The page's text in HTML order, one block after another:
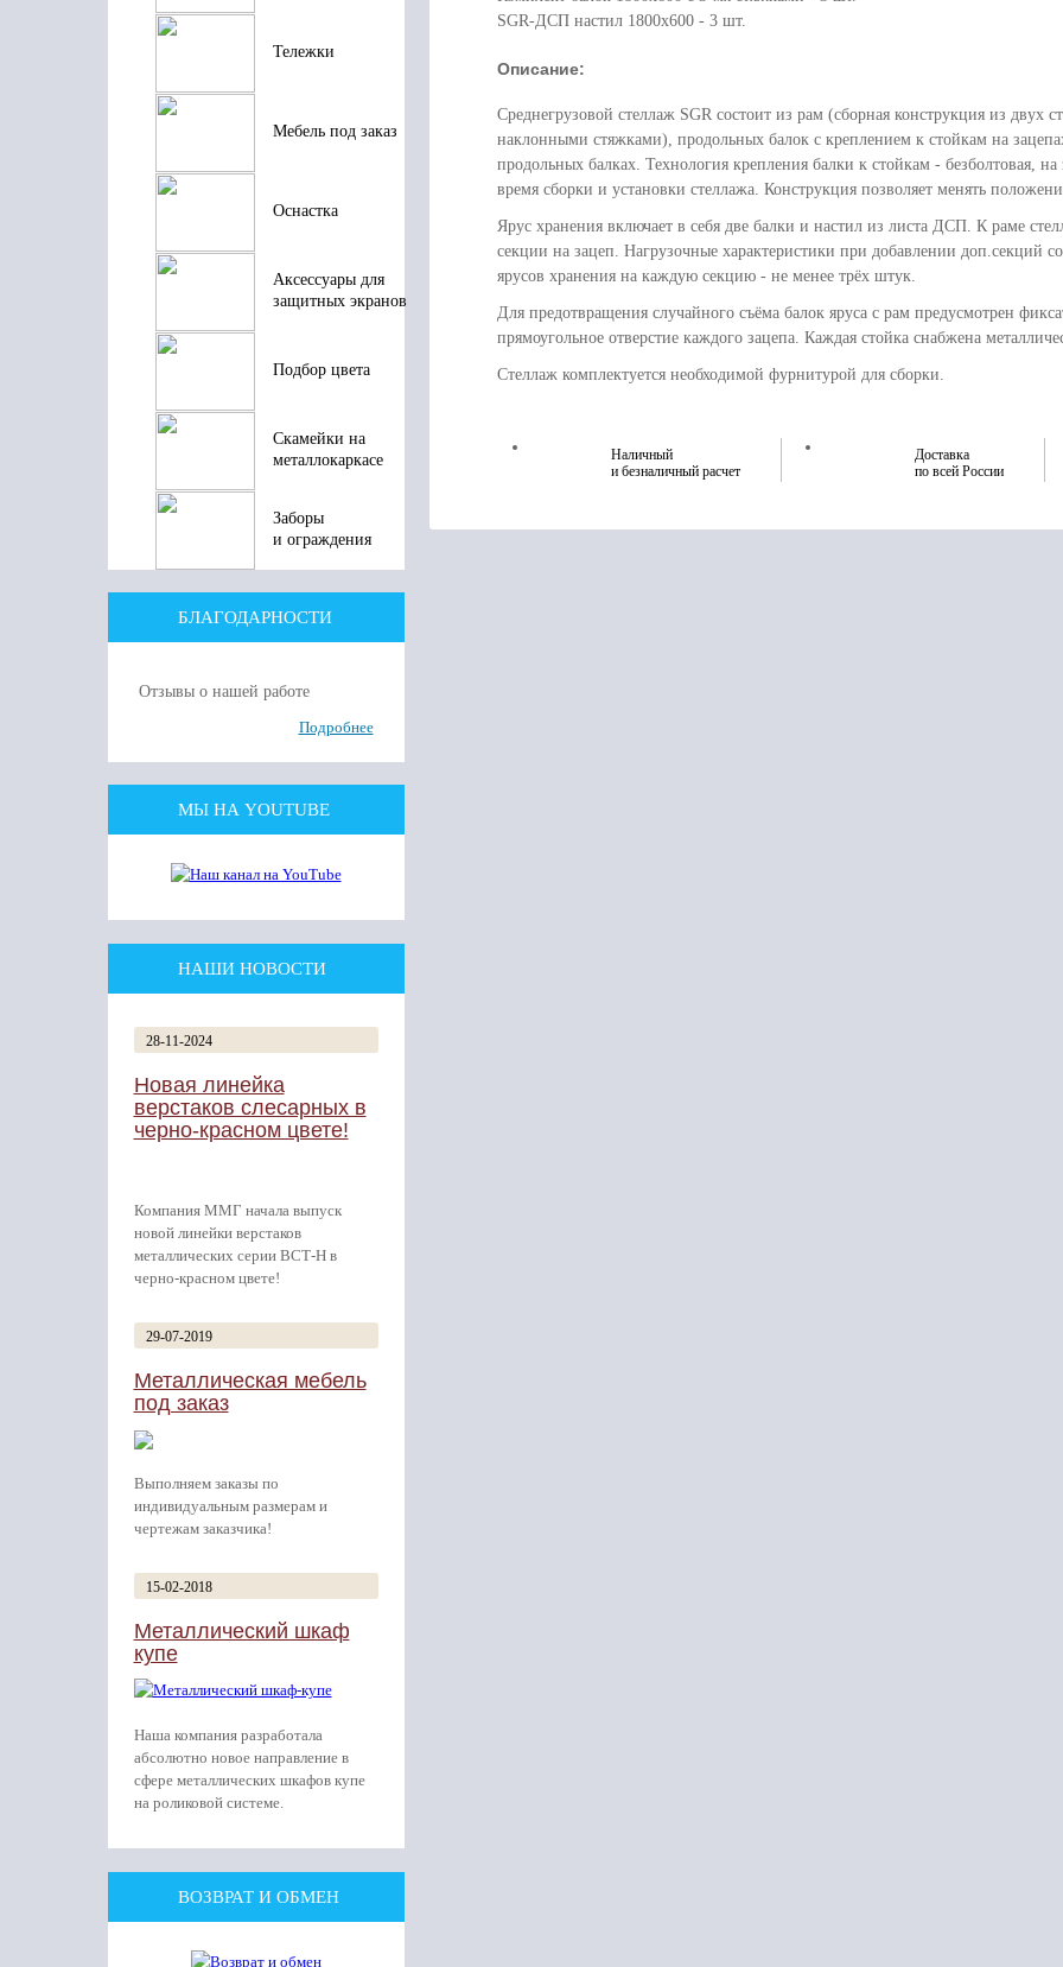
Тележки
Мебель под заказ
Оснастка
Аксессуары для
защитных экранов
Подбор цвета
Скамейки на
металлокаркасе
Заборы
и ограждения
БЛАГОДАРНОСТИ
Отзывы о нашей работе
Подробнее
МЫ НА YOUTUBE
НАШИ НОВОСТИ
28-11-2024
Новая линейка
верстаков слесарных в
черно-красном цвете!
Компания ММГ начала выпуск
новой линейки верстаков
металлических серии ВСТ-Н в
черно-красном цвете!
29-07-2019
Металлическая мебель
под заказ
Выполняем заказы по
индивидуальным размерам и
чертежам заказчика!
15-02-2018
Металлический шкаф
купе
Наша компания разработала
абсолютно новое направление в
сфере металлических шкафов купе
на роликовой системе.
ВОЗВРАТ И ОБМЕН
SGR-ДСП настил 1800х600 - 3 шт.
Описание:
Среднегрузовой стеллаж SGR состоит из рам (сборная конструкция из двух
наклонными стяжками), продольных балок с креплением к стойкам на
продольных балках. Технология крепления балки к стойкам - безболтовая,
время сборки и установки стеллажа. Конструкция позволяет менять
Ярус хранения включает в себя две балки и настил из листа ДСП. К раме
секции на зацеп. Нагрузочные характеристики при добавлении доп.секций
ярусов хранения на каждую секцию - не менее трёх штук.
Для предотвращения случайного съёма балок яруса с рам предусмотрен
прямоугольное отверстие каждого зацепа. Каждая стойка снабжена
Стеллаж комплектуется необходимой фурнитурой для сборки.
Наличный
и безналичный расчет
Доставка
по всей России